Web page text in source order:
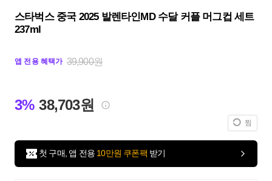
스타벅스 중국 2025 발렌타인MD 수달 커플 머그컵 세트
237ml
앱 전용 혜택가 39,900원
3% 38,703원
찜
첫 구매, 앱 전용 10만원 쿠폰팩 받기